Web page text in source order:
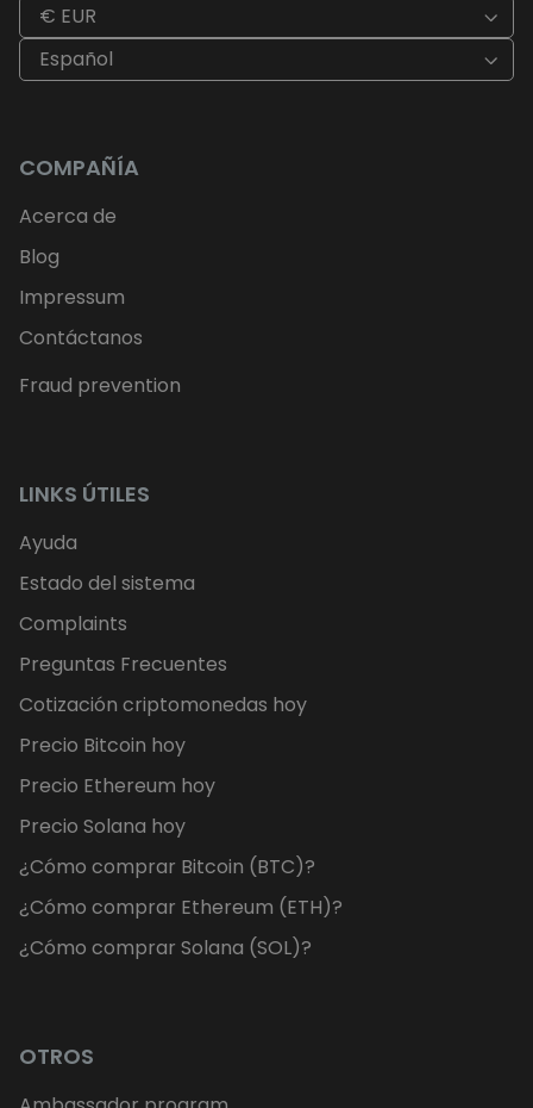
€ EUR
Español
COMPAÑÍA
Acerca de
Blog
Impressum
Contáctanos
Fraud prevention
LINKS ÚTILES
Ayuda
Estado del sistema
Complaints
Preguntas Frecuentes
Cotización criptomonedas hoy
Precio Bitcoin hoy
Precio Ethereum hoy
Precio Solana hoy
¿Cómo comprar Bitcoin (BTC)?
¿Cómo comprar Ethereum (ETH)?
¿Cómo comprar Solana (SOL)?
OTROS